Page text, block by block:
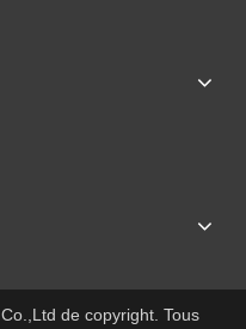
de copyright. Tous